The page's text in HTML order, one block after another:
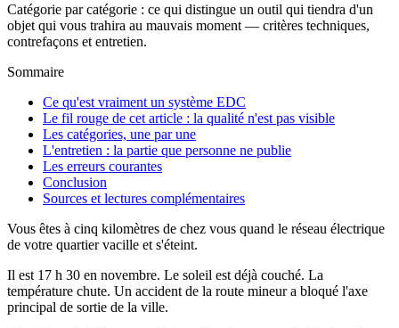
Catégorie par catégorie : ce qui distingue un outil qui tiendra d'un
objet qui vous trahira au mauvais moment — critères techniques,
contrefaçons et entretien.
Sommaire
Ce qu'est vraiment un système EDC
Le fil rouge de cet article : la qualité n'est pas visible
Les catégories, une par une
L'entretien : la partie que personne ne publie
Les erreurs courantes
Conclusion
Sources et lectures complémentaires
Vous êtes à cinq kilomètres de chez vous quand le réseau électrique
de votre quartier vacille et s'éteint.
Il est 17 h 30 en novembre. Le soleil est déjà couché. La
température chute. Un accident de la route mineur a bloqué l'axe
principal de sortie de la ville.